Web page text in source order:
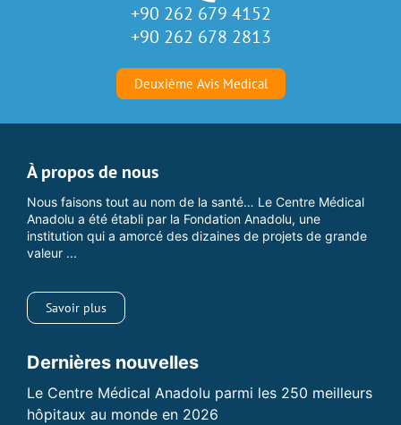
+90 262 679 4152
+90 262 678 2813
Deuxième Avis Medical
À propos de nous
Nous faisons tout au nom de la santé… Le Centre Médical
Anadolu a été établi par la Fondation Anadolu, une
institution qui a amorcé des dizaines de projets de grande
valeur ...
Savoir plus
Dernières nouvelles
Le Centre Médical Anadolu parmi les 250 meilleurs
hôpitaux au monde en 2026